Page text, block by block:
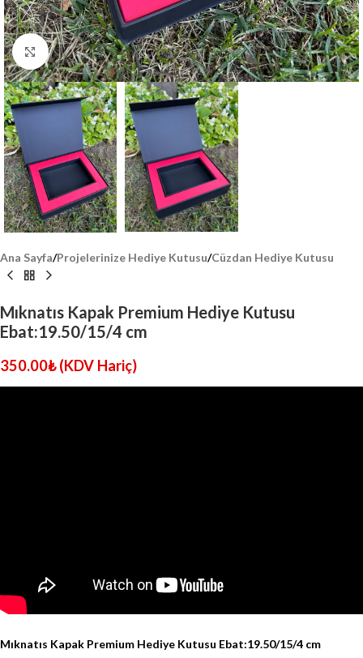
Click to enlarge
Ana Sayfa/Projelerinize Hediye Kutusu/Cüzdan Hediye Kutusu
Mıknatıs Kapak Premium Hediye Kutusu
Ebat:19.50/15/4 cm
350.00₺ (KDV Hariç)
Mıknatıs Kapak Premium Hediye Kutusu Ebat:19.50/15/4 cm